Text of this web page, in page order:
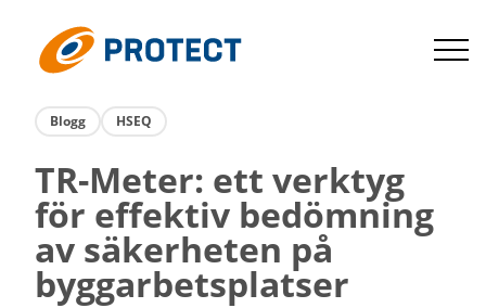
innehåll
Protect
Blogg HSEQ
TR-Meter: ett verktyg
för effektiv bedömning
av säkerheten på
byggarbetsplatser